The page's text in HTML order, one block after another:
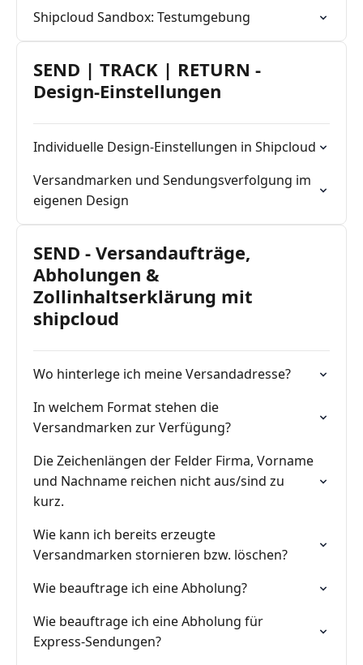
Shipcloud Sandbox: Testumgebung
SEND | TRACK | RETURN -
Design-Einstellungen
Individuelle Design-Einstellungen in Shipcloud
Versandmarken und Sendungsverfolgung im
eigenen Design
SEND - Versandaufträge,
Abholungen &
Zollinhaltserklärung mit
shipcloud
Wo hinterlege ich meine Versandadresse?
In welchem Format stehen die
Versandmarken zur Verfügung?
Die Zeichenlängen der Felder Firma, Vorname
und Nachname reichen nicht aus/sind zu
kurz.
Wie kann ich bereits erzeugte
Versandmarken stornieren bzw. löschen?
Wie beauftrage ich eine Abholung?
Wie beauftrage ich eine Abholung für
Express-Sendungen?